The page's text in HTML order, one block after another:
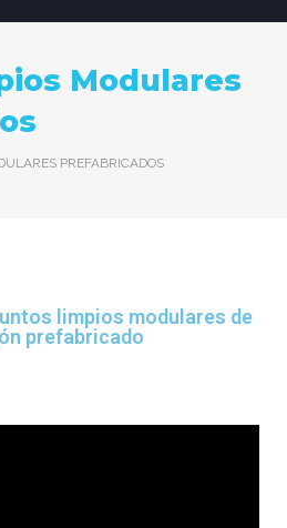
Modulares
PREFABRICADOS
limpios modulares de
prefabricado